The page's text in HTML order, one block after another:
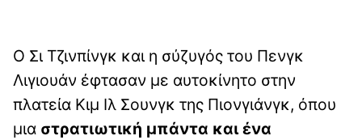
Ο Σι Τζινπίνγκ και η σύζυγός του Πενγκ
Λιγιουάν έφτασαν με αυτοκίνητο στην
πλατεία Κιμ Ιλ Σουνγκ της Πιονγιάνγκ, όπου
μια στρατιωτική μπάντα και ένα